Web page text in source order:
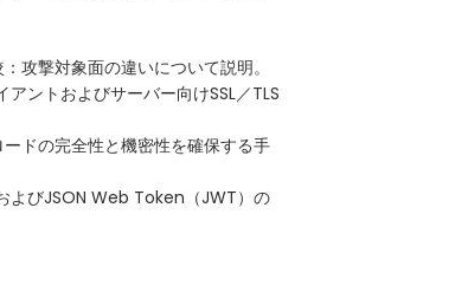
攻撃対象面の違いについて説明。
ントおよびサーバー向けSSL／TLS
ドの完全性と機密性を確保する手
びJSON Web Token（JWT）の